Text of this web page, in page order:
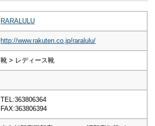
RARALULU
http://www.rakuten.co.jp/raralulu/
靴 > レディース靴
TEL:363806364
FAX:363806394